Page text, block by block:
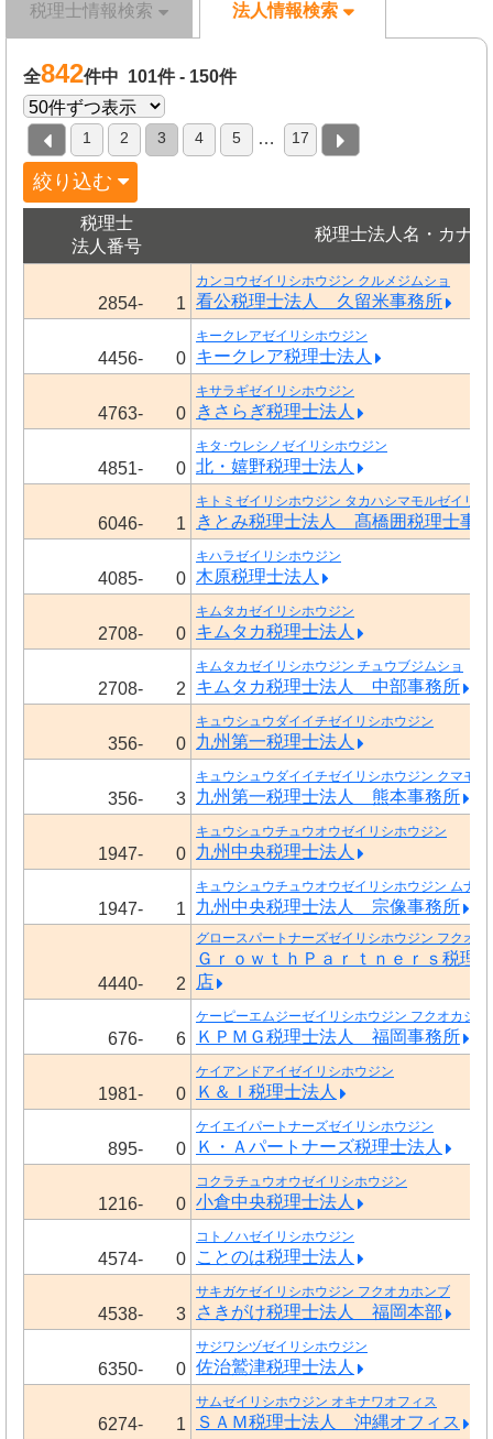
税理士情報検索 法人情報検索
全842件中 101件 - 150件
1 2 3 4 5 … 17
絞り込む
税理士
法人番号
税理士法人名・カナ
2854- 1
カンコウゼイリシホウジン クルメジムショ
看公税理士法人 久留米事務所
4456- 0
キークレアゼイリシホウジン
キークレア税理士法人
4763- 0
キサラギゼイリシホウジン
きさらぎ税理士法人
4851- 0
キタ･ウレシノゼイリシホウジン
北・嬉野税理士法人
6046- 1
キトミゼイリシホウジン タカハシマモルゼイリシ
きとみ税理士法人 髙橋囲税理士事
4085- 0
キハラゼイリシホウジン
木原税理士法人
2708- 0
キムタカゼイリシホウジン
キムタカ税理士法人
2708- 2
キムタカゼイリシホウジン チュウブジムショ
キムタカ税理士法人 中部事務所
356- 0
キュウシュウダイイチゼイリシホウジン
九州第一税理士法人
356- 3
キュウシュウダイイチゼイリシホウジン クマモト
九州第一税理士法人 熊本事務所
1947- 0
キュウシュウチュウオウゼイリシホウジン
九州中央税理士法人
1947- 1
キュウシュウチュウオウゼイリシホウジン ムナ
九州中央税理士法人 宗像事務所
4440- 2
グロースパートナーズゼイリシホウジン フクオカ
ＧｒｏｗｔｈＰａｒｔｎｅｒｓ税
店
676- 6
ケーピーエムジーゼイリシホウジン フクオカジム
ＫＰＭＧ税理士法人 福岡事務所
1981- 0
ケイアンドアイゼイリシホウジン
Ｋ＆Ｉ税理士法人
895- 0
ケイエイパートナーズゼイリシホウジン
Ｋ・Ａパートナーズ税理士法人
1216- 0
コクラチュウオウゼイリシホウジン
小倉中央税理士法人
4574- 0
コトノハゼイリシホウジン
ことのは税理士法人
4538- 3
サキガケゼイリシホウジン フクオカホンブ
さきがけ税理士法人 福岡本部
6350- 0
サジワシヅゼイリシホウジン
佐治鷲津税理士法人
6274- 1
サムゼイリシホウジン オキナワオフィス
ＳＡＭ税理士法人 沖縄オフィス